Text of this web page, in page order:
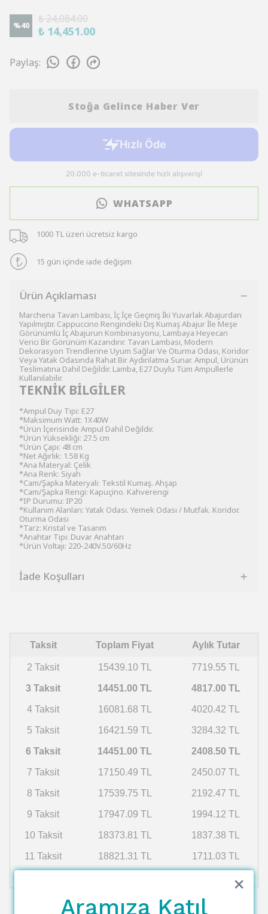
%40
₺ 24,084.00
₺ 14,451.00
Paylaş:
Stoğa Gelince Haber Ver
WHATSAPP
1000 TL üzeri ücretsiz kargo
15 gün içinde iade değişim
Ürün Açıklaması
Marchena Tavan Lambası, İç İçe Geçmiş İki Yuvarlak Abajurdan
Yapılmıştır. Cappuccino Rengindeki Dış Kumaş Abajur İle Meşe
Görünümlü İç Abajurun Kombinasyonu, Lambaya Heyecan
Verici Bir Görünüm Kazandırır. Tavan Lambası, Modern
Dekorasyon Trendlerine Uyum Sağlar Ve Oturma Odası, Koridor
Veya Yatak Odasında Rahat Bir Aydınlatma Sunar. Ampul, Ürünün
Teslimatına Dahil Değildir. Lamba, E27 Duylu Tüm Ampullerle
Kullanılabilir.
TEKNİK BİLGİLER
*Ampul Duy Tipi: E27
*Maksimum Watt: 1X40W
*Ürün İçerisinde Ampul Dahil Değildir.
*Ürün Yüksekliği: 27.5 cm
*Ürün Çapı: 48 cm
*Net Ağırlık: 1.58 Kg
*Ana Materyal: Çelik
*Ana Renk: Siyah
*Cam/Şapka Materyali: Tekstil Kumaş. Ahşap
*Cam/Şapka Rengi: Kapuçino. Kahverengi
*IP Durumu: IP20
*Kullanım Alanları: Yatak Odası. Yemek Odası / Mutfak. Koridor.
Oturma Odası
*Tarz: Kristal ve Tasarım
*Anahtar Tipi: Duvar Anahtarı
*Ürün Voltajı: 220-240V.50/60Hz
İade Koşulları
Taksit Toplam Fiyat Aylık Tutar
2 Taksit 15439.10 TL 7719.55 TL
3 Taksit 14451.00 TL 4817.00 TL
4 Taksit 16081.68 TL 4020.42 TL
5 Taksit 16421.59 TL 3284.32 TL
6 Taksit 14451.00 TL 2408.50 TL
7 Taksit 17150.49 TL 2450.07 TL
8 Taksit 17539.75 TL 2192.47 TL
9 Taksit 17947.09 TL 1994.12 TL
10 Taksit 18373.81 TL 1837.38 TL
11 Taksit 18821.31 TL 1711.03 TL
Aramıza Katıl